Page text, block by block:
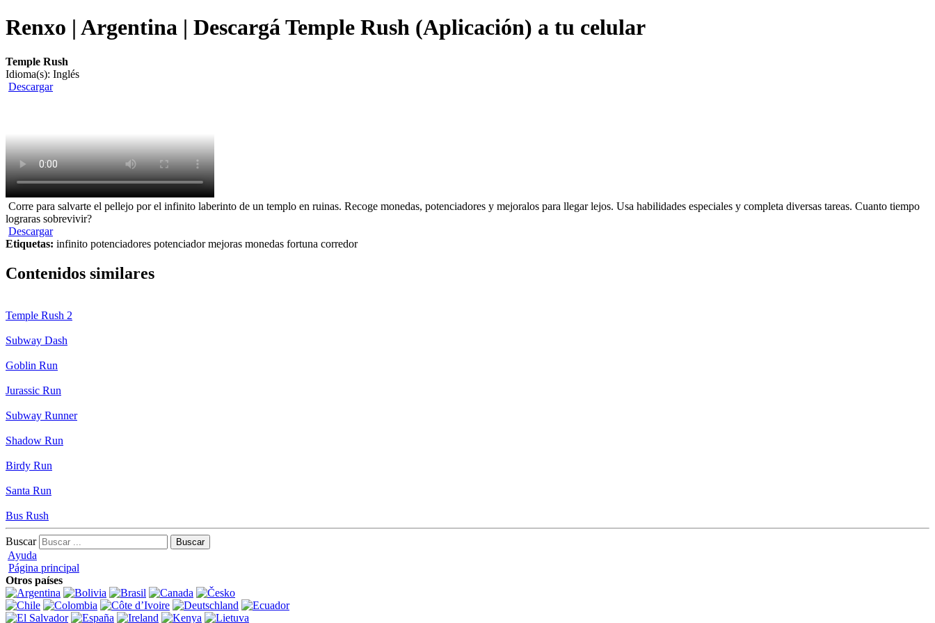
Renxo | Argentina | Descargá Temple Rush (Aplicación) a tu celular
Temple Rush
Idioma(s): Inglés
Descargar
Corre para salvarte el pellejo por el infinito laberinto de un templo en ruinas. Recoge monedas, potenciadores y mejoralos para llegar lejos. Usa habilidades especiales y completa diversas tareas. Cuanto tiempo
lograras sobrevivir?
Descargar
Etiquetas: infinito potenciadores potenciador mejoras monedas fortuna corredor
Contenidos similares
Temple Rush 2
Subway Dash
Goblin Run
Jurassic Run
Subway Runner
Shadow Run
Birdy Run
Santa Run
Bus Rush
Buscar
Ayuda
Página principal
Otros países